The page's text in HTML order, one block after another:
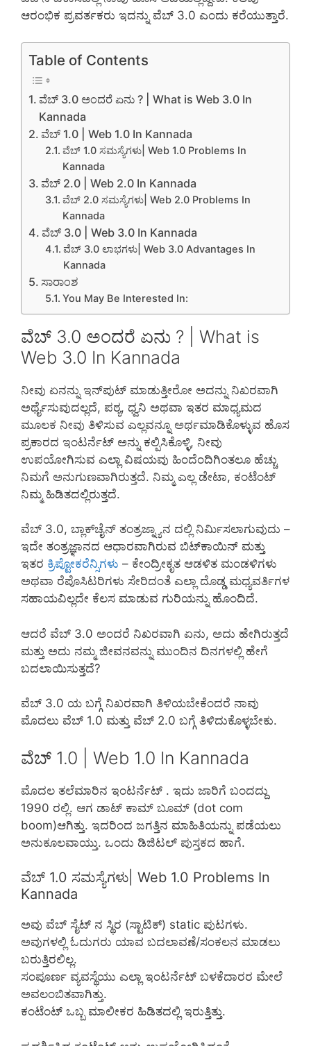
ಆರಂಭಿಕ ಪ್ರವರ್ತಕರು ಇದನ್ನು ವೆಬ್ 3.0 ಎಂದು ಕರೆಯುತ್ತಾರೆ.
Table of Contents
ವೆಬ್ 3.0 ಅಂದರೆ ಏನು ? | What is Web 3.0 In
Kannada
ವೆಬ್ 1.0 | Web 1.0 In Kannada
ವೆಬ್ 1.0 ಸಮಸ್ಯೆಗಳು| Web 1.0 Problems In
Kannada
ವೆಬ್ 2.0 | Web 2.0 In Kannada
ವೆಬ್ 2.0 ಸಮಸ್ಯೆಗಳು| Web 2.0 Problems In
Kannada
ವೆಬ್ 3.0 | Web 3.0 In Kannada
ವೆಬ್ 3.0 ಲಾಭಗಳು| Web 3.0 Advantages In
Kannada
ಸಾರಾಂಶ
You May Be Interested In:
ವೆಬ್ 3.0 ಅಂದರೆ ಏನು ? | What is
Web 3.0 In Kannada
ನೀವು ಏನನ್ನು ಇನ್‌ಪುಟ್ ಮಾಡುತ್ತೀರೋ ಅದನ್ನು ನಿಖರವಾಗಿ
ಅರ್ಥೈಸುವುದಲ್ಲದೆ, ಪಠ್ಯ, ಧ್ವನಿ ಅಥವಾ ಇತರ ಮಾಧ್ಯಮದ
ಮೂಲಕ ನೀವು ತಿಳಿಸುವ ಎಲ್ಲವನ್ನೂ ಅರ್ಥಮಾಡಿಕೊಳ್ಳುವ ಹೊಸ
ಪ್ರಕಾರದ ಇಂಟರ್ನೆಟ್ ಅನ್ನು ಕಲ್ಪಿಸಿಕೊಳ್ಳಿ, ನೀವು
ಉಪಯೋಗಿಸುವ ಎಲ್ಲಾ ವಿಷಯವು ಹಿಂದೆಂದಿಗಿಂತಲೂ ಹೆಚ್ಚು
ನಿಮಗೆ ಅನುಗುಣವಾಗಿರುತ್ತದೆ. ನಿಮ್ಮ ಎಲ್ಲ ಡೇಟಾ, ಕಂಟೆಂಟ್
ನಿಮ್ಮ ಹಿಡಿತದಲ್ಲಿರುತ್ತದೆ.
ವೆಬ್ 3.0, ಬ್ಲಾಕ್‌ಚೈನ್‌ ತಂತ್ರಜ್ನ್ಯಾನ ದಲ್ಲಿ ನಿರ್ಮಿಸಲಾಗುವುದು –
ಇದೇ ತಂತ್ರಜ್ಞಾನದ ಆಧಾರವಾಗಿರುವ ಬಿಟ್‌ಕಾಯಿನ್ ಮತ್ತು
ಇತರ ಕ್ರಿಪ್ಟೋಕರೆನ್ಸಿಗಳು – ಕೇಂದ್ರೀಕೃತ ಆಡಳಿತ ಮಂಡಳಿಗಳು
ಅಥವಾ ರೆಪೊಸಿಟರಿಗಳು ಸೇರಿದಂತೆ ಎಲ್ಲಾ ದೊಡ್ಡ ಮಧ್ಯವರ್ತಿಗಳ
ಸಹಾಯವಿಲ್ಲದೇ ಕೆಲಸ ಮಾಡುವ ಗುರಿಯನ್ನು ಹೊಂದಿದೆ.
ಆದರೆ ವೆಬ್ 3.0 ಅಂದರೆ ನಿಖರವಾಗಿ ಏನು, ಅದು ಹೇಗಿರುತ್ತದೆ
ಮತ್ತು ಅದು ನಮ್ಮ ಜೀವನವನ್ನು ಮುಂದಿನ ದಿನಗಳಲ್ಲಿ ಹೇಗೆ
ಬದಲಾಯಿಸುತ್ತದೆ?
ವೆಬ್ 3.0 ಯ ಬಗ್ಗೆ ನಿಖರವಾಗಿ ತಿಳಿಯಬೇಕೆಂದರೆ ನಾವು
ಮೊದಲು ವೆಬ್ 1.0 ಮತ್ತು ವೆಬ್ 2.0 ಬಗ್ಗೆ ತಿಳಿದುಕೊಳ್ಳಬೇಕು.
ವೆಬ್ 1.0 | Web 1.0 In Kannada
ಮೊದಲ ತಲೆಮಾರಿನ ಇಂಟರ್ನೆಟ್ . ಇದು ಜಾರಿಗೆ ಬಂದದ್ದು
1990 ರಲ್ಲಿ. ಆಗ ಡಾಟ್ ಕಾಮ್ ಬೂಮ್ (dot com
boom)ಆಗಿತ್ತು. ಇದರಿಂದ ಜಗತ್ತಿನ ಮಾಹಿತಿಯನ್ನು ಪಡೆಯಲು
ಅನುಕೂಲವಾಯ್ತು. ಒಂದು ಡಿಜಿಟಲ್ ಪುಸ್ತಕದ ಹಾಗೆ.
ವೆಬ್ 1.0 ಸಮಸ್ಯೆಗಳು| Web 1.0 Problems In
Kannada
ಅವು ವೆಬ್ ಸೈಟ್ ನ ಸ್ಥಿರ (ಸ್ಟಾಟಿಕ್) static ಪುಟಗಳು.
ಅವುಗಳಲ್ಲಿ ಓದುಗರು ಯಾವ ಬದಲಾವಣೆ/ಸಂಕಲನ ಮಾಡಲು
ಬರುತ್ತಿರಲಿಲ್ಲ.
ಸಂಪೂರ್ಣ ವ್ಯವಸ್ಥೆಯು ಎಲ್ಲಾ ಇಂಟರ್ನೆಟ್ ಬಳಕೆದಾರರ ಮೇಲೆ
ಅವಲಂಬಿತವಾಗಿತ್ತು.
ಕಂಟೆಂಟ್ ಒಬ್ಬ ಮಾಲೀಕರ ಹಿಡಿತದಲ್ಲಿ ಇರುತ್ತಿತ್ತು.